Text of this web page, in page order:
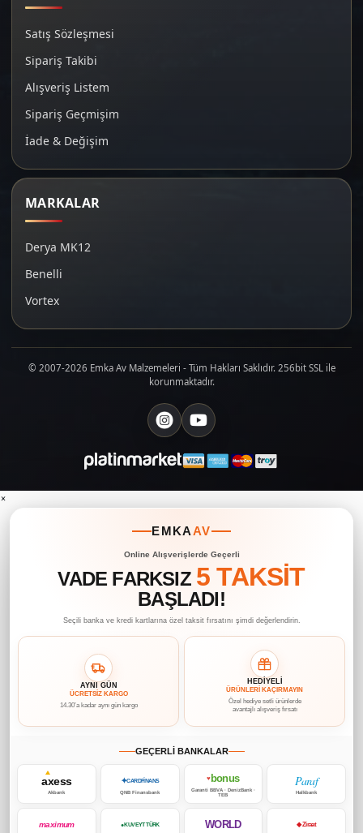
Satış Sözleşmesi
Sipariş Takibi
Alışveriş Listem
Sipariş Geçmişim
İade & Değişim
MARKALAR
Derya MK12
Benelli
Vortex
© 2007-2026 Emka Av Malzemeleri - Tüm Hakları Saklıdır. 256bit SSL ile
korunmaktadır.
×
EMKAAV
Online Alışverişlerde Geçerli
VADE FARKSIZ 5 TAKSİT
BAŞLADI!
Seçili banka ve kredi kartlarına özel taksit fırsatını şimdi değerlendirin.
AYNI GÜN
ÜCRETSİZ KARGO
14.30’a kadar aynı gün kargo
HEDİYELİ
ÜRÜNLERİ KAÇIRMAYIN
Özel hediye setli ürünlerde
avantajlı alışveriş fırsatı
GEÇERLİ BANKALAR
axess
Akbank
✦CARDFİNANS
QNB Finansbank
♥bonus
Garanti BBVA · DenizBank ·
TEB
Paraf
Halkbank
maximum ● KUVEYT TÜRK WORLD ◆ Ziraat